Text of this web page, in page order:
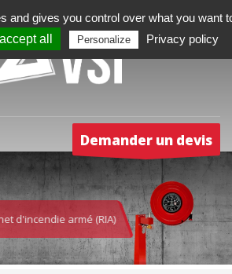
Demander un devis
d'incendie armé (RIA)
and gives you control over what you want
all Personalize Privacy policy